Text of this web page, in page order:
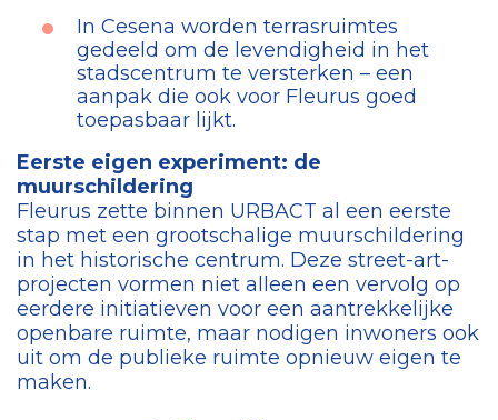
In Cesena worden terrasruimtes
gedeeld om de levendigheid in het
stadscentrum te versterken – een
aanpak die ook voor Fleurus goed
toepasbaar lijkt.
Eerste eigen experiment: de
muurschildering
Fleurus zette binnen URBACT al een eerste
stap met een grootschalige muurschildering
in het historische centrum. Deze street-art-
projecten vormen niet alleen een vervolg op
eerdere initiatieven voor een aantrekkelijke
openbare ruimte, maar nodigen inwoners ook
uit om de publieke ruimte opnieuw eigen te
maken.